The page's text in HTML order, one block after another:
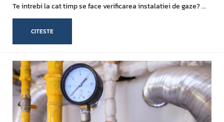
Te intrebi la cat timp se face verificarea instalatiei de gaze? ...
CITESTE